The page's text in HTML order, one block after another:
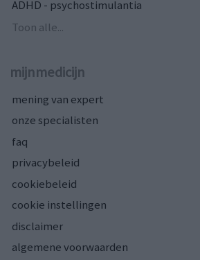
ADHD - psychostimulantia
Toon alle...
mijnmedicijn
mening van expert
onze specialisten
faq
privacybeleid
cookiebeleid
cookie instellingen
disclaimer
algemene voorwaarden